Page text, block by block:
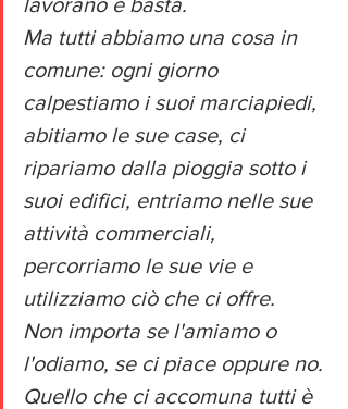
Ma tutti abbiamo una cosa in
comune: ogni giorno
calpestiamo i suoi marciapiedi,
abitiamo le sue case, ci
ripariamo dalla pioggia sotto i
suoi edifici, entriamo nelle sue
attività commerciali,
percorriamo le sue vie e
utilizziamo ciò che ci offre.
Non importa se l'amiamo o
l'odiamo, se ci piace oppure no.
Quello che ci accomuna tutti è